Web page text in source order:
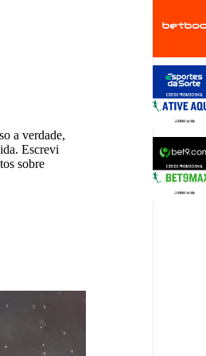
a verdade,
Escrevi
sobre